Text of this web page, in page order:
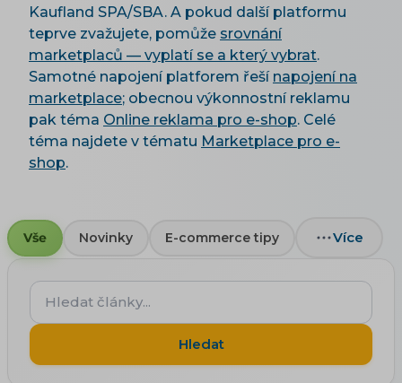
Kaufland SPA/SBA. A pokud další platformu
teprve zvažujete, pomůže srovnání
marketplaců — vyplatí se a který vybrat.
Samotné napojení platforem řeší napojení na
marketplace; obecnou výkonnostní reklamu
pak téma Online reklama pro e-shop. Celé
téma najdete v tématu Marketplace pro e-
shop.
Vše Novinky E-commerce tipy Více
Hledat
články...
Hledat